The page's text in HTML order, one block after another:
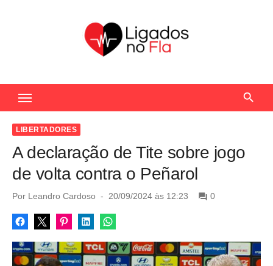
c
LIBERTADORES
A declaração de Tite sobre jogo
de volta contra o Peñarol
Por Leandro Cardoso
P
s
t
d
20/09/2024 às 12:23 0